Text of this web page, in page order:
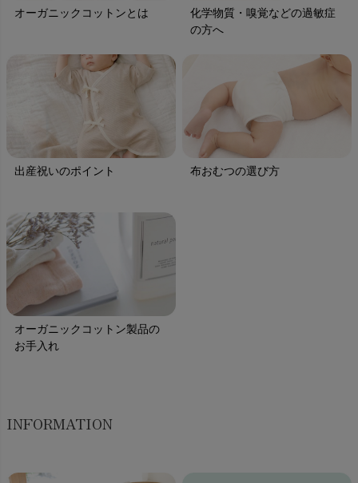
オーガニックコットンとは
化学物質・嗅覚などの過敏症
の方へ
出産祝いのポイント 布おむつの選び方
オーガニックコットン製品の
お手入れ
INFORMATION